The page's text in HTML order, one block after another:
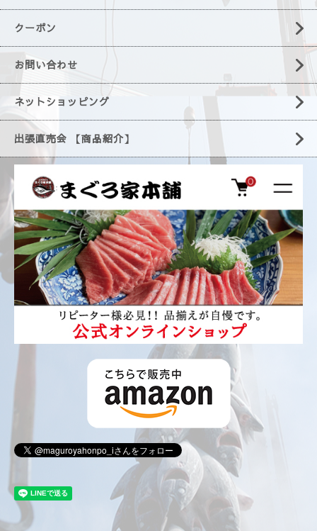
クーポン
お問い合わせ
ネットショッピング
出張直売会 【商品紹介】